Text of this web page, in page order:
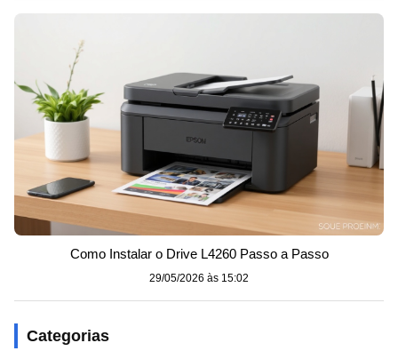
Como Instalar o Drive L4260 Passo a Passo
29/05/2026 às 15:02
Categorias